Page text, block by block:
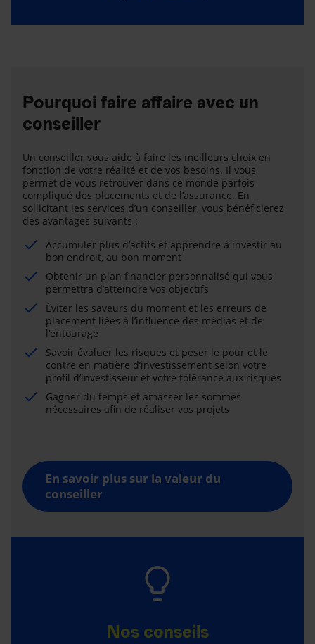
Pourquoi faire affaire avec un
conseiller
Un conseiller vous aide à faire les meilleurs choix en
fonction de votre réalité et de vos besoins. Il vous
permet de vous retrouver dans ce monde parfois
compliqué des placements et de l’assurance. En
sollicitant les services d’un conseiller, vous bénéficierez
des avantages suivants :
Accumuler plus d’actifs et apprendre à investir au
bon endroit, au bon moment
Obtenir un plan financier personnalisé qui vous
permettra d’atteindre vos objectifs
Éviter les saveurs du moment et les erreurs de
placement liées à l’influence des médias et de
l’entourage
Savoir évaluer les risques et peser le pour et le
contre en matière d’investissement selon votre
profil d’investisseur et votre tolérance aux risques
Gagner du temps et amasser les sommes
nécessaires afin de réaliser vos projets
En savoir plus sur la valeur du
conseiller
Nos conseils